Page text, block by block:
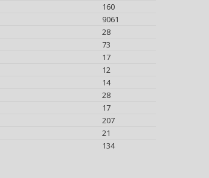
160
9061
28
73
17
12
14
28
17
207
21
134